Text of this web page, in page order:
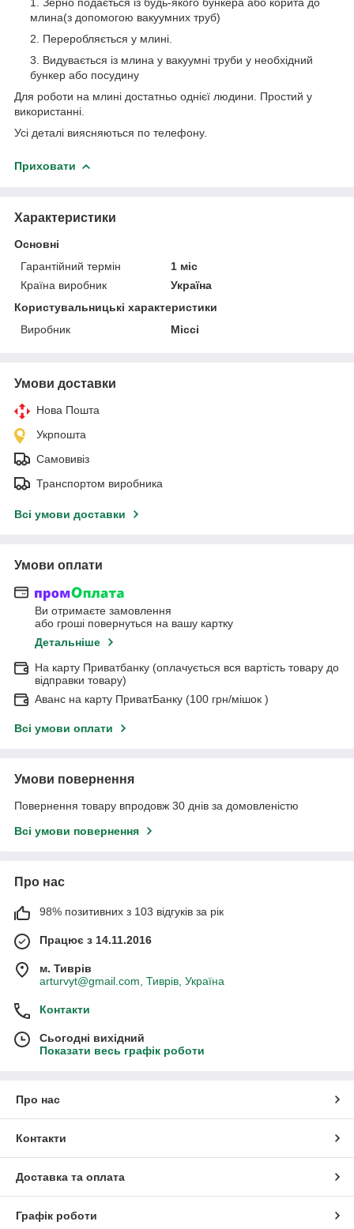
млина(з допомогою вакуумних труб)
Переробляється у млині.
Видувається із млина у вакуумні труби у необхідний
бункер або посудину
Для роботи на млині достатньо однієї людини. Простий у
використанні.
Усі деталі виясняються по телефону.
Приховати
Характеристики
Основні
Гарантійний термін
1 міс
Країна виробник
Україна
Користувальницькі характеристики
Виробник
Міссі
Умови доставки
Нова Пошта
Укрпошта
Самовивіз
Транспортом виробника
Всі умови доставки
Умови оплати
Ви отримаєте замовлення
або гроші повернуться на вашу картку
Детальніше
На карту Приватбанку (оплачується вся вартість товару до
відправки товару)
Аванс на карту ПриватБанку (100 грн/мішок )
Всі умови оплати
Умови повернення
Повернення товару впродовж 30 днів за домовленістю
Всі умови повернення
Про нас
98% позитивних з 103 відгуків за рік
Працює з 14.11.2016
м. Тиврів
arturvyt@gmail.com, Тиврів, Україна
Контакти
Сьогодні вихідний
Показати весь графік роботи
Про нас
Контакти
Доставка та оплата
Графік роботи